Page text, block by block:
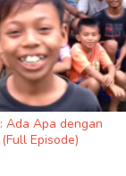
Ada Apa dengan
Episode)